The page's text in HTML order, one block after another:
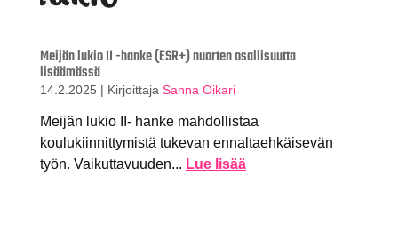
Meijän lukio II -hanke (ESR+) nuorten osallisuutta
lisäämässä
14.2.2025 | Kirjoittaja Sanna Oikari
Meijän lukio II- hanke mahdollistaa
koulukiinnittymistä tukevan ennaltaehkäisevän
työn. Vaikuttavuuden... Lue lisää